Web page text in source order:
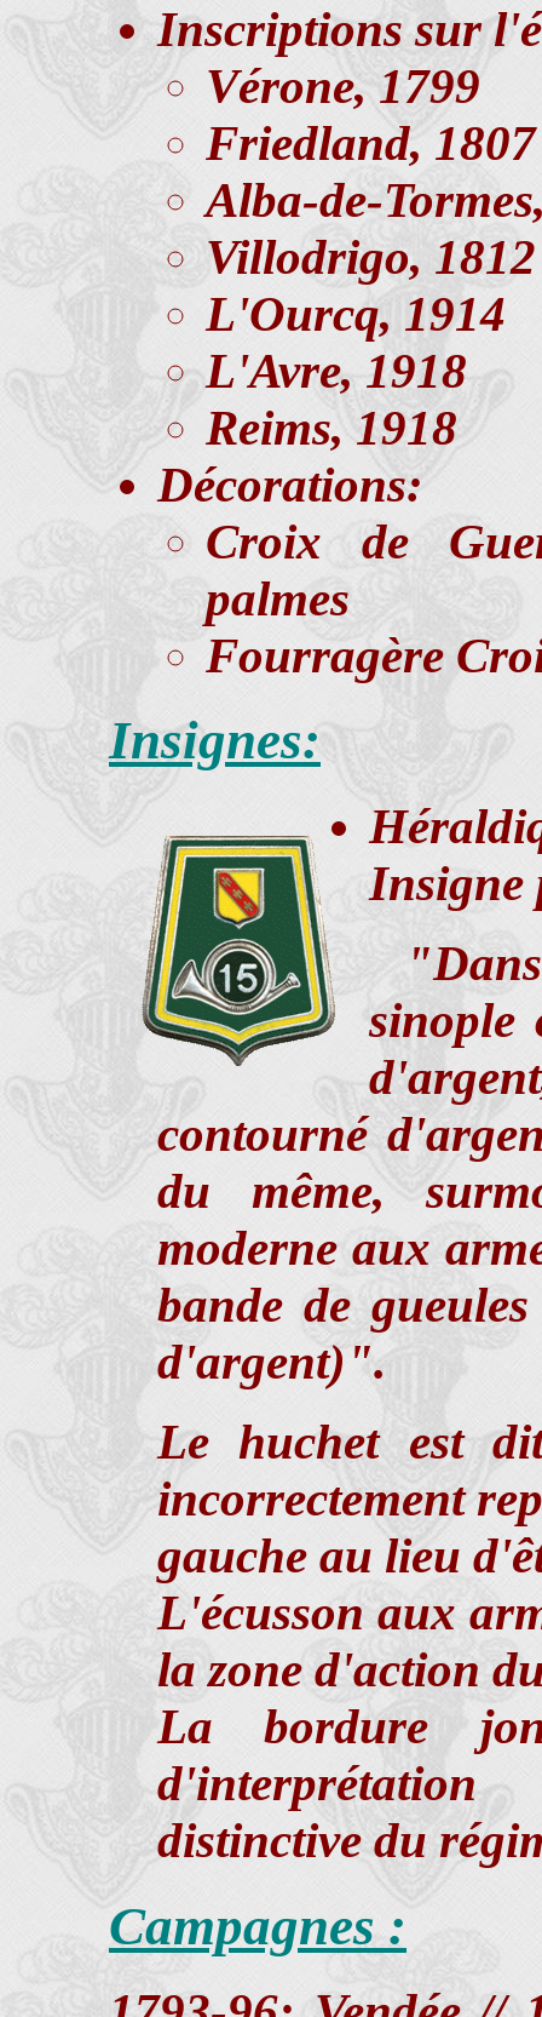
Inscriptions sur
Vérone, 1799
Friedland, 1807
Alba-de-
Villodrigo, 1812
L'Ourcq, 1914
L'Avre, 1918
Reims, 1918
Décorations:
Croix de
palmes
Fourragère
Insignes:
Insigne
sinople
contourné
du même,
moderne aux
bande de
d'argent)".
Le huchet est
incorrectement
gauche au lieu
L'écusson aux
la zone d'action
La bordure
distinctive du
Campagnes :